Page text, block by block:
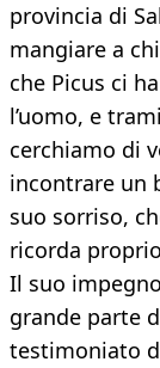
provincia di
mangiare a
che Picus ci
l’uomo, e
cerchiamo di
incontrare un
suo sorriso,
ricorda
Il suo
grande parte
testimoniato